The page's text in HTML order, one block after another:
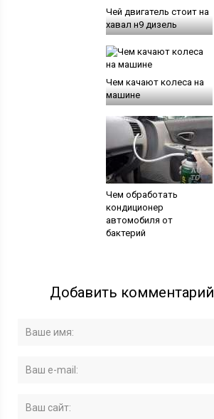
Чей двигатель стоит на
хавал н9 дизель
Чем качают колеса на
машине
Чем обработать
кондиционер
автомобиля от
бактерий
Добавить комментарий